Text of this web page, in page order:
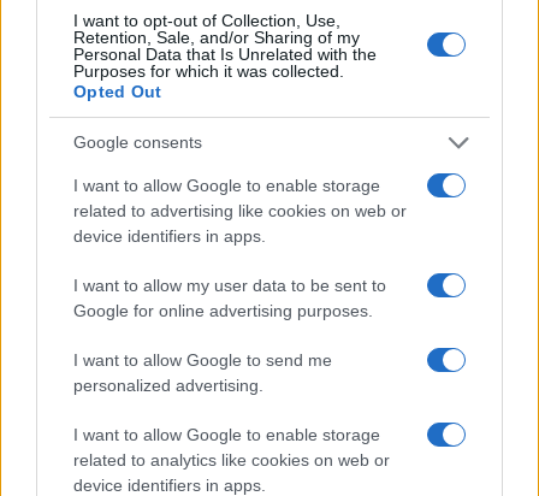
I want to opt-out of Collection, Use,
Retention, Sale, and/or Sharing of my
Personal Data that Is Unrelated with the
Purposes for which it was collected.
Opted Out
Google consents
I want to allow Google to enable storage
related to advertising like cookies on web or
device identifiers in apps.
I want to allow my user data to be sent to
Google for online advertising purposes.
I want to allow Google to send me
personalized advertising.
I want to allow Google to enable storage
related to analytics like cookies on web or
device identifiers in apps.
tradizione liberale italiana a cui si ispirò il suo
lavoro. Ad un certo punto ci si imbatte in questa
definizione: “Sergio Ricossa: si può dire senza
tema di smentita che fuil maggiore economista
liberale italianodel dopoguerra. Socio nazionale
dell’Accademia dei Lincei, ha pubblicato saggi
fondamentali di teoria economica e scritto
numerosi articoli di divulgazione. Economista
cosiddetto ‘imperfettista’, fu tra i pochi veri
liberisti italiani”.
Ma nelle nostre scuole, nelle università e nei
ignorato e nascosto. Sfilano, invece, gli
economisti “perfettisti”, sempre gli stessi e